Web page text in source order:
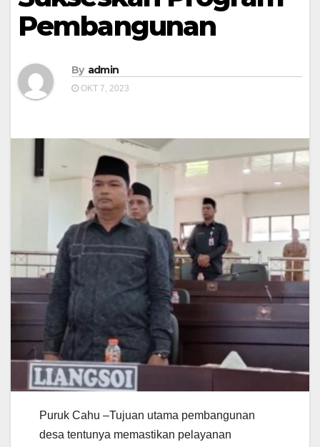
Pembangunan
By admin
OKT 7, 2023
Puruk Cahu –Tujuan utama pembangunan
desa tentunya memastikan pelayanan